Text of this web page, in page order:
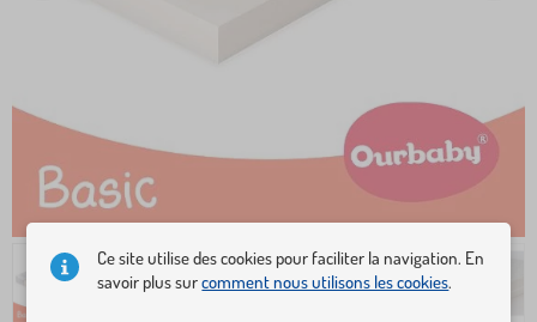
Ce site utilise des cookies pour faciliter la navigation. En
savoir plus surcomment nous utilisons les cookies.